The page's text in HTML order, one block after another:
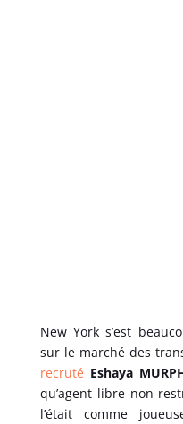
New York s’est
sur le marché des
recruté Eshaya
qu’agent libre non-
l’était comme